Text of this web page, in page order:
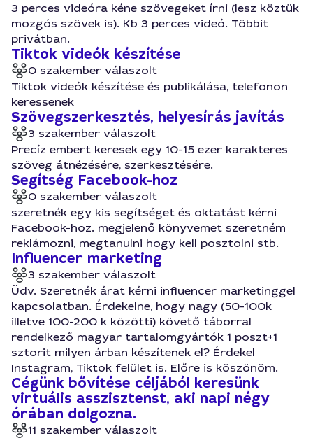
3 perces videóra kéne szövegeket írni (lesz köztük
mozgós szövek is). Kb 3 perces videó. Többit
privátban.
Tiktok videók készítése
0 szakember válaszolt
Tiktok videók készítése és publikálása, telefonon
keressenek
Szövegszerkesztés, helyesírás javítás
3 szakember válaszolt
Precíz embert keresek egy 10-15 ezer karakteres
szöveg átnézésére, szerkesztésére.
Segítség Facebook-hoz
0 szakember válaszolt
szeretnék egy kis segítséget és oktatást kérni
Facebook-hoz. megjelenő könyvemet szeretném
reklámozni, megtanulni hogy kell posztolni stb.
Influencer marketing
3 szakember válaszolt
Üdv. Szeretnék árat kérni influencer marketinggel
kapcsolatban. Érdekelne, hogy nagy (50-100k
illetve 100-200 k közötti) követő táborral
rendelkező magyar tartalomgyártók 1 poszt+1
sztorit milyen árban készítenek el? Érdekel
Instagram, Tiktok felület is. Előre is köszönöm.
Cégünk bővítése céljából keresünk
virtuális asszisztenst, aki napi négy
órában dolgozna.
11 szakember válaszolt